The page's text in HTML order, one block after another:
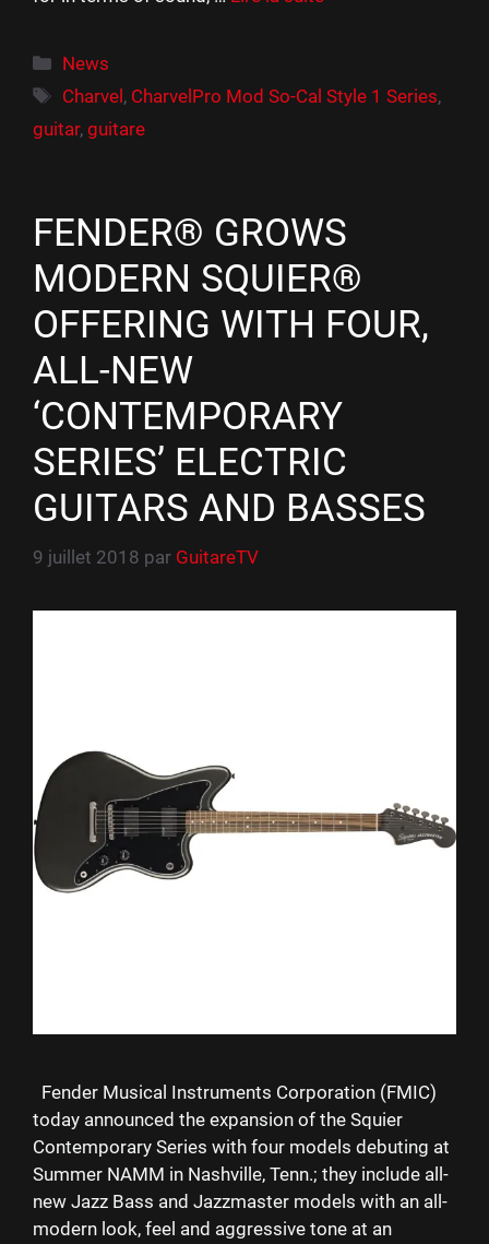
Catégories
News
Étiquettes
Charvel, CharvelPro Mod So-Cal Style 1 Series,
guitar, guitare
FENDER® GROWS
MODERN SQUIER®
OFFERING WITH FOUR,
ALL-NEW
‘CONTEMPORARY
SERIES’ ELECTRIC
GUITARS AND BASSES
9 juillet 2018 par GuitareTV
Fender Musical Instruments Corporation (FMIC)
today announced the expansion of the Squier
Contemporary Series with four models debuting at
Summer NAMM in Nashville, Tenn.; they include all-
new Jazz Bass and Jazzmaster models with an all-
modern look, feel and aggressive tone at an